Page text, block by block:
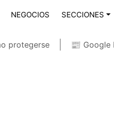
NEGOCIOS SECCIONES
protegerse 📰 Google